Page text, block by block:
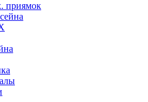
приямок